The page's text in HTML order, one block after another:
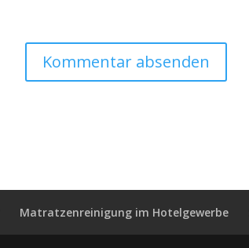
Matratzenreinigung im Hotelgewerbe